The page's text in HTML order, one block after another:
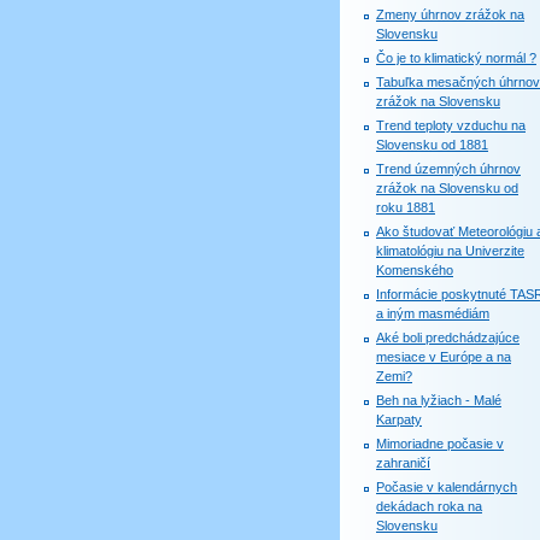
Zmeny úhrnov zrážok na
Slovensku
Čo je to klimatický normál ?
Tabuľka mesačných úhrnov
zrážok na Slovensku
Trend teploty vzduchu na
Slovensku od 1881
Trend územných úhrnov
zrážok na Slovensku od
roku 1881
Ako študovať Meteorológiu
klimatológiu na Univerzite
Komenského
Informácie poskytnuté
a iným masmédiám
Aké boli predchádzajúce
mesiace v Európe a na
Zemi?
Beh na lyžiach - Malé
Karpaty
Mimoriadne počasie v
zahraničí
Počasie v kalendárnych
dekádach roka na
Slovensku